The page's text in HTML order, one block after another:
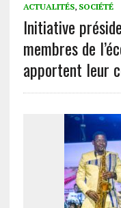
ACTUALITÉS, SOCIÉTÉ
Initiative
membres de
apportent leur